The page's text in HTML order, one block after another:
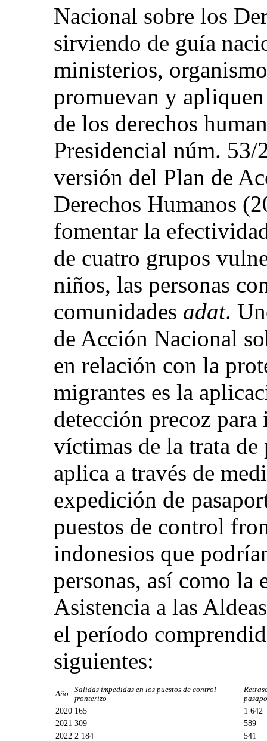
Nacional sobre los
sirviendo de guía
ministerios,
promuevan y
de los derechos
Presidencial núm.
versión del Plan de
Derechos Humanos
fomentar la
de cuatro grupos
niños, las personas
comunidades adat.
de Acción Nacional
en relación con la
migrantes es la
detección precoz
víctimas de la trata de
aplica a través de
expedición de
puestos de control
indonesios que
personas, así como la
Asistencia a las
el período
siguientes:
Año
Salidas impedidas en los puestos de control
fronterizo
2020 165
1 642
2021 309
589
2022 2 184 541